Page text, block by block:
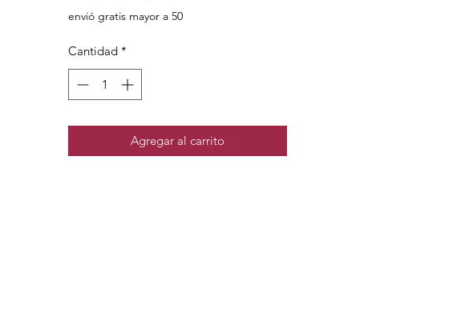
de
envió gratis mayor a 50
Cantidad *
Agregar al carrito